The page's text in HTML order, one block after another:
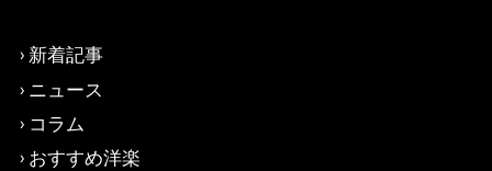
新着記事
ニュース
コラム
おすすめ洋楽